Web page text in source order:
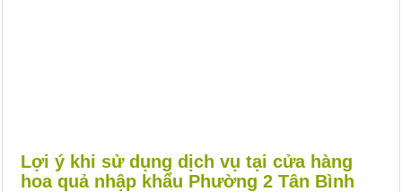
Lợi ý khi sử dụng dịch vụ tại cửa hàng
hoa quả nhập khẩu Phường 2 Tân Bình